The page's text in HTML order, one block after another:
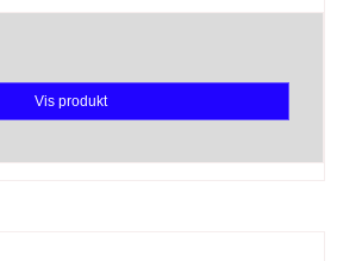
Vis produkt